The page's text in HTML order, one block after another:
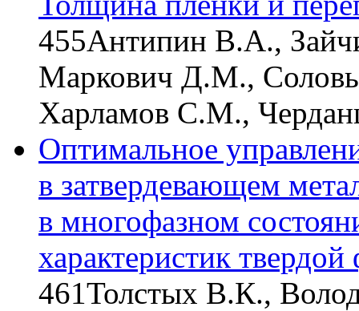
455Антипин В.А.,
Маркович Д.М.,
Харламов С.М.,
Оптимальное
в затвердевающем
в многофазном
характеристик твердой
461Толстых В.К.,